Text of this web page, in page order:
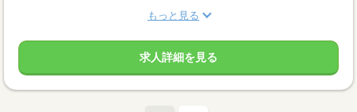
もっと見る
求人詳細を見る